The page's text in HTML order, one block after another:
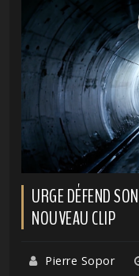
URGE DÉFEND
NOUVEAU CLIP
Pierre Sopor